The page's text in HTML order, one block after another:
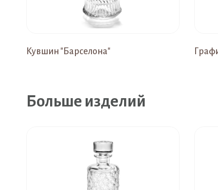
Кувшин "Барселона"
Больше изделий